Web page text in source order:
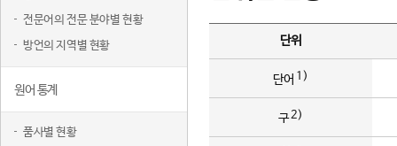
전문어의 전문 분야별 현황
방언의 지역별 현황
원어 통계
품사별 현황
단위
단어 1)
구2)